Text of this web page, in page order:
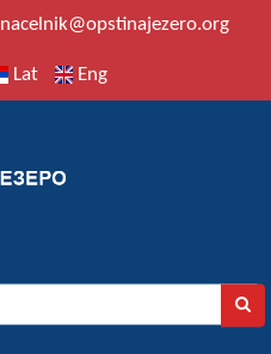
nacelnik@opstinajezero.org
Lat Eng